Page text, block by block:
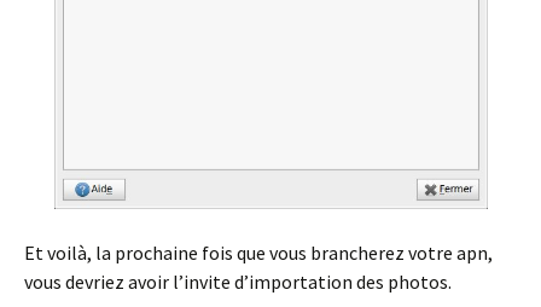
Et voilà, la prochaine fois que vous brancherez votre apn,
vous devriez avoir l’invite d’importation des photos.